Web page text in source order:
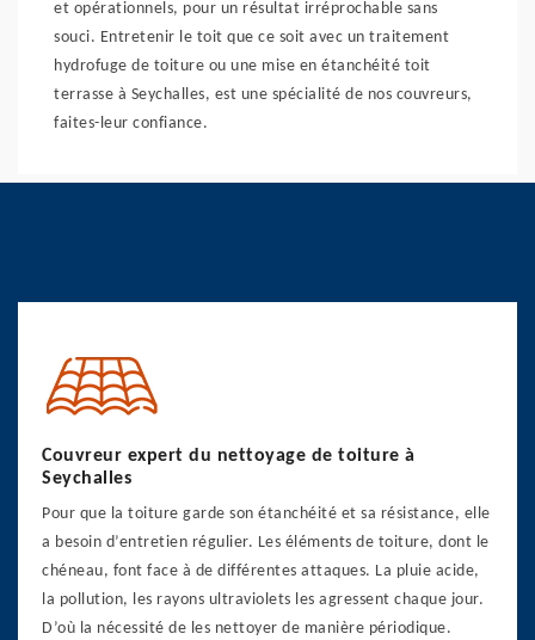
et opérationnels, pour un résultat irréprochable sans
souci. Entretenir le toit que ce soit avec un traitement
hydrofuge de toiture ou une mise en étanchéité toit
terrasse à Seychalles, est une spécialité de nos couvreurs,
faites-leur confiance.
Couvreur expert du nettoyage de toiture à
Seychalles
Pour que la toiture garde son étanchéité et sa résistance, elle
a besoin d’entretien régulier. Les éléments de toiture, dont le
chéneau, font face à de différentes attaques. La pluie acide,
la pollution, les rayons ultraviolets les agressent chaque jour.
D’où la nécessité de les nettoyer de manière périodique.